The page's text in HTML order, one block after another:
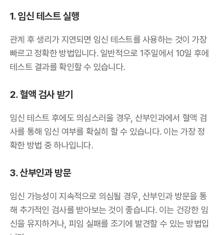
1. 임신 테스트 실행
관계 후 생리가 지연되면 임신 테스트를 사용하는 것이 가장
빠르고 정확한 방법입니다. 일반적으로 1주일에서 10일 후에
테스트 결과를 확인할 수 있습니다.
2. 혈액 검사 받기
임신 테스트 후에도 의심스러울 경우, 산부인과에서 혈액 검
사를 통해 임신 여부를 확실히 할 수 있습니다. 이는 가장 정
확한 방법 중 하나입니다.
3. 산부인과 방문
임신 가능성이 지속적으로 의심될 경우, 산부인과 방문을 통
해 추가적인 검사를 받아보는 것이 좋습니다. 이는 건강한 임
신을 유지하거나, 피임 실패를 조기에 발견할 수 있는 방법입